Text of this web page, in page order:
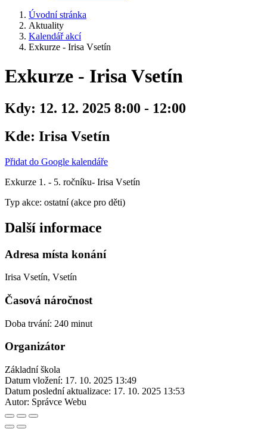
Úvodní stránka
Aktuality
Kalendář akcí
Exkurze - Irisa Vsetín
Exkurze - Irisa Vsetín
Kdy: 12. 12. 2025 8:00 - 12:00
Kde: Irisa Vsetín
Přidat do Google kalendáře
Exkurze 1. - 5. ročníku- Irisa Vsetín
Typ akce: ostatní (akce pro děti)
Další informace
Adresa místa konání
Irisa Vsetín, Vsetín
Časová náročnost
Doba trvání: 240 minut
Organizátor
Základní škola
Datum vložení: 17. 10. 2025 13:49
Datum poslední aktualizace: 17. 10. 2025 13:53
Autor: Správce Webu